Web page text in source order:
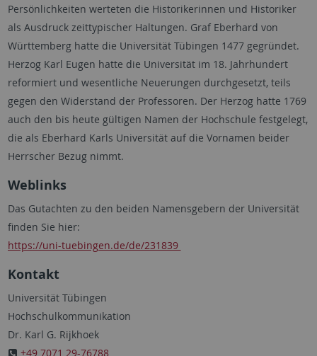
Persönlichkeiten werteten die Historikerinnen und Historiker
als Ausdruck zeittypischer Haltungen. Graf Eberhard von
Württemberg hatte die Universität Tübingen 1477 gegründet.
Herzog Karl Eugen hatte die Universität im 18. Jahrhundert
reformiert und wesentliche Neuerungen durchgesetzt, teils
gegen den Widerstand der Professoren. Der Herzog hatte 1769
auch den bis heute gültigen Namen der Hochschule festgelegt,
die als Eberhard Karls Universität auf die Vornamen beider
Herrscher Bezug nimmt.
Weblinks
Das Gutachten zu den beiden Namensgebern der Universität
finden Sie hier:
https://uni-tuebingen.de/de/231839
Kontakt
Universität Tübingen
Hochschulkommunikation
Dr. Karl G. Rijkhoek
+49 7071 29-76788